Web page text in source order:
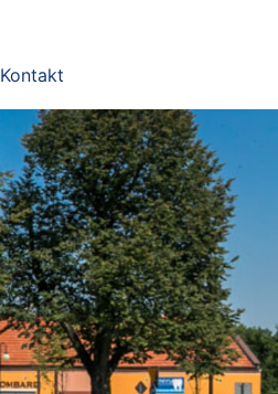
Kontakt